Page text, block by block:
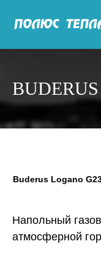
Buderus Logano
Напольный
атмосферной